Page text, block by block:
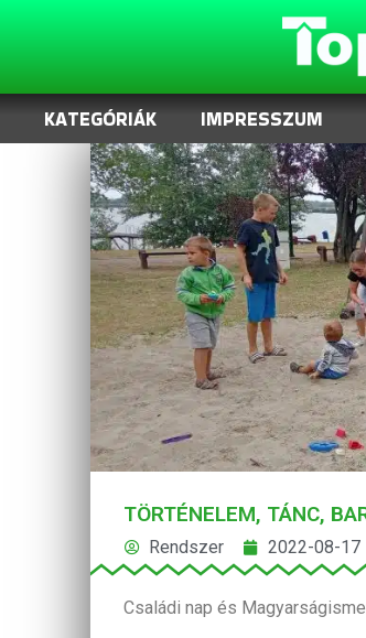
KATEGÓRIÁK IMPRESSZUM
TÖRTÉNELEM, TÁNC,
Rendszer 2022-08-17
Családi nap és